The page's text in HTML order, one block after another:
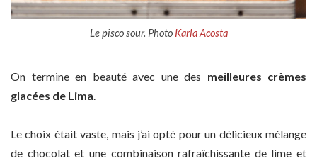
Le pisco sour. Photo Karla Acosta
On termine en beauté avec une des meilleures crèmes
glacées de Lima.
Le choix était vaste, mais j’ai opté pour un délicieux mélange
de chocolat et une combinaison rafraîchissante de lime et